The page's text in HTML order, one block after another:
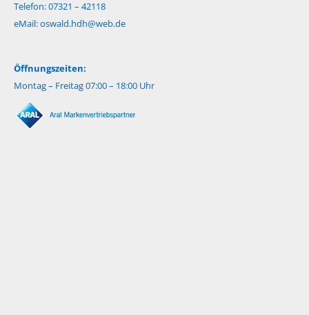
Telefon: 07321 – 42118
eMail:oswald.hdh@web.de
Öffnungszeiten:
Montag – Freitag 07:00 – 18:00 Uhr